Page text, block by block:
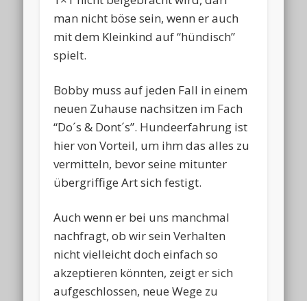
man nicht böse sein, wenn er auch
mit dem Kleinkind auf “hündisch”
spielt.
Bobby muss auf jeden Fall in einem
neuen Zuhause nachsitzen im Fach
“Do´s & Dont´s”. Hundeerfahrung ist
hier von Vorteil, um ihm das alles zu
vermitteln, bevor seine mitunter
übergriffige Art sich festigt.
Auch wenn er bei uns manchmal
nachfragt, ob wir sein Verhalten
nicht vielleicht doch einfach so
akzeptieren könnten, zeigt er sich
aufgeschlossen, neue Wege zu